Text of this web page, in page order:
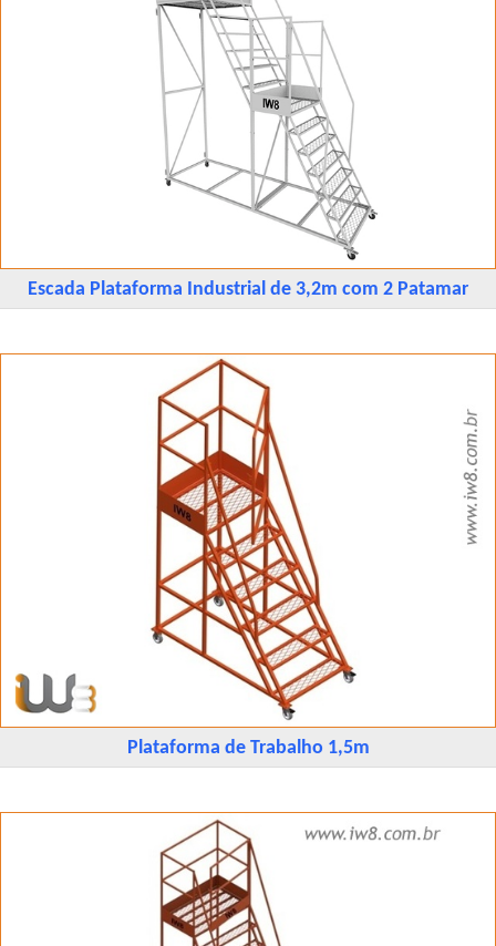
Escada Plataforma Industrial de 3,2m com 2 Patamar
Plataforma de Trabalho 1,5m